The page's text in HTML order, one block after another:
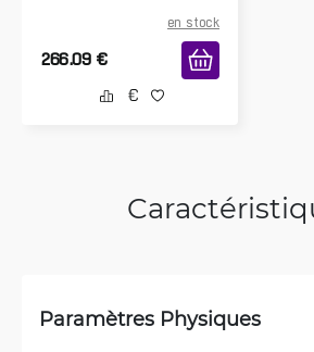
en stock
266.09 €
Paramètres Physiques